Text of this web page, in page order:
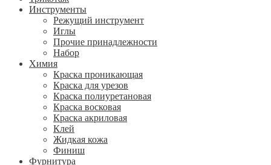
Инструменты
Режущий инструмент
Иглы
Прочие принадлежности
Набор
Химия
Краска проникающая
Краска для урезов
Краска полиуретановая
Краска восковая
Краска акриловая
Клей
Жидкая кожа
Финиш
Фурнитура